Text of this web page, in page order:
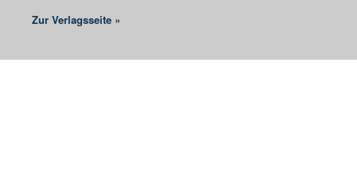
Zur Verlagsseite »